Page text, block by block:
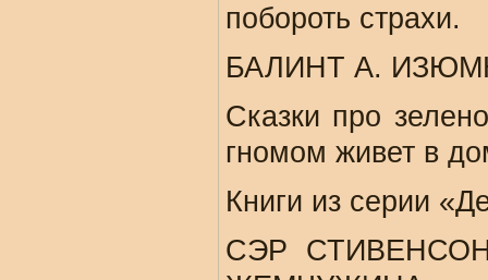
побороть страхи.
БАЛИНТ А.
Сказки про
гномом живет в
Книги из серии
СЭР